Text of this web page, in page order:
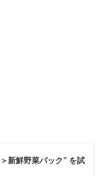
新鮮野菜パック” を試